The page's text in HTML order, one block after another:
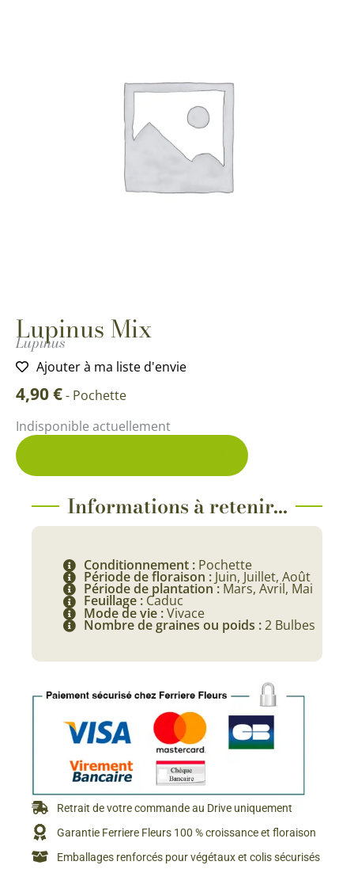
Lupinus Mix
Lupinus
Ajouter à ma liste d'envie
4,90€- Pochette
Indisponible actuellement
Informations à retenir...
Conditionnement : Pochette
Période de floraison : Juin, Juillet, Août
Période de plantation : Mars, Avril, Mai
Feuillage : Caduc
Mode de vie :Vivace
Nombre de graines ou poids :2 Bulbes
Retrait de votre commande au Drive uniquement
Garantie Ferriere Fleurs 100 % croissance et floraison
Emballages renforcés pour végétaux et colis sécurisés